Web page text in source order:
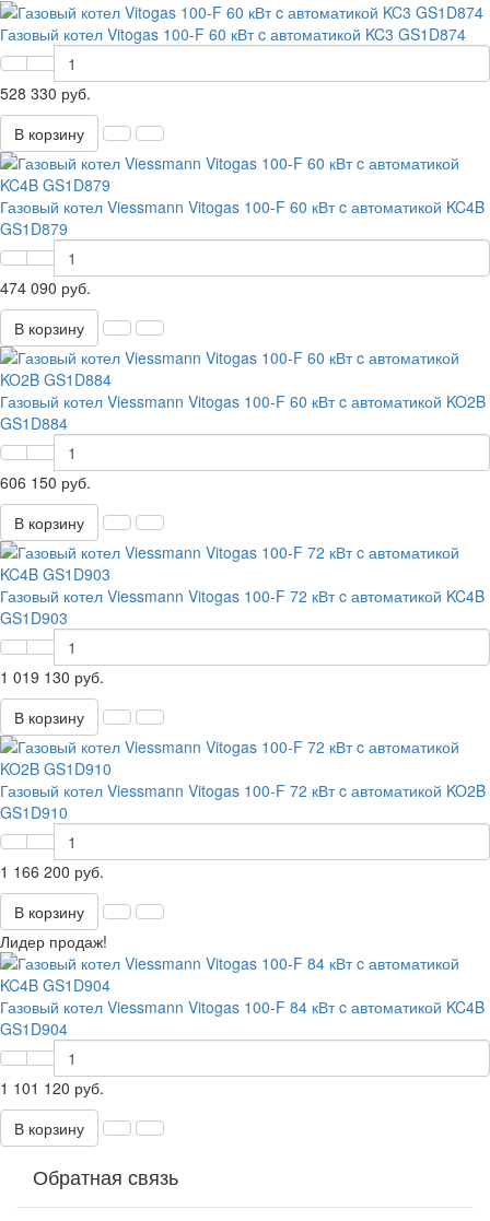
Газовый котел Vitogas 100-F 60 кВт c автоматикой KC3 GS1D874
528 330 руб.
В корзину
Газовый котел Viessmann Vitogas 100-F 60 кВт c автоматикой KC4B
GS1D879
474 090 руб.
В корзину
Газовый котел Viessmann Vitogas 100-F 60 кВт c автоматикой KO2B
GS1D884
606 150 руб.
В корзину
Газовый котел Viessmann Vitogas 100-F 72 кВт c автоматикой KC4B
GS1D903
1 019 130 руб.
В корзину
Газовый котел Viessmann Vitogas 100-F 72 кВт c автоматикой KO2B
GS1D910
1 166 200 руб.
В корзину
Лидер продаж!
Газовый котел Viessmann Vitogas 100-F 84 кВт c автоматикой KC4B
GS1D904
1 101 120 руб.
В корзину
Обратная связь